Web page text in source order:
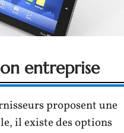
entreprise
proposent une
il existe des options